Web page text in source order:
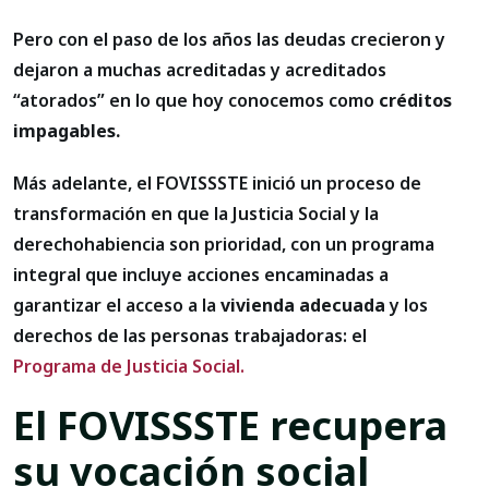
Pero con el paso de los años las deudas crecieron y
dejaron a muchas acreditadas y acreditados
“atorados” en lo que hoy conocemos como créditos
impagables.
Más adelante, el FOVISSSTE inició un proceso de
transformación en que la Justicia Social y la
derechohabiencia son prioridad, con un programa
integral que incluye acciones encaminadas a
garantizar el acceso a la vivienda adecuaday los
derechos de las personas trabajadoras: el
Programa de Justicia Social.
El FOVISSSTE recupera
su vocación social